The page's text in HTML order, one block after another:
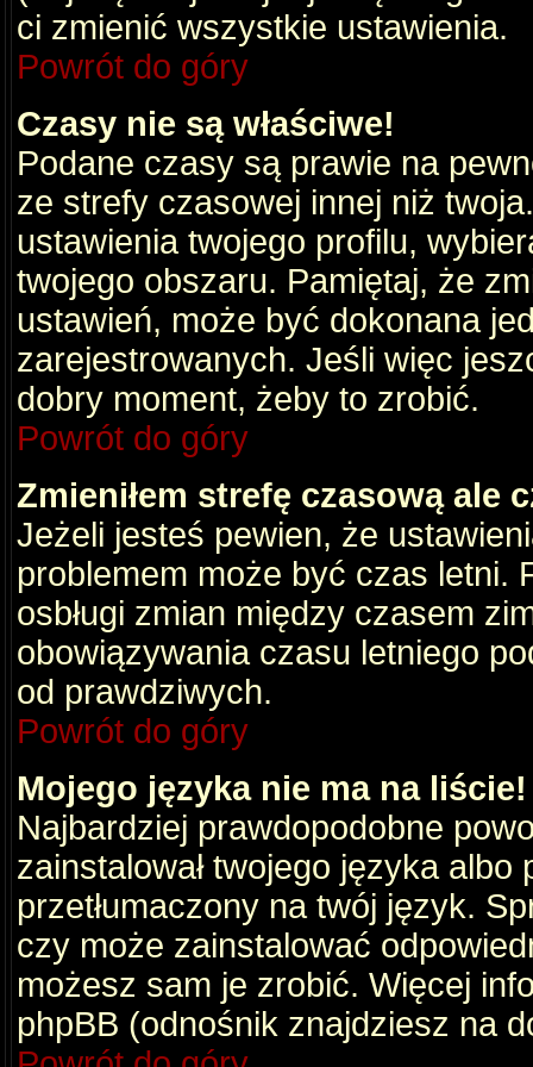
ci zmienić wszystkie ustawienia.
Powrót do góry
Czasy nie są właściwe!
Podane czasy są prawie na
ze strefy czasowej innej niż
ustawienia twojego profilu,
twojego obszaru. Pamiętaj, że
ustawień, może być dokonana
zarejestrowanych. Jeśli więc
dobry moment, żeby to zrobić.
Powrót do góry
Zmieniłem strefę czasową ale
Jeżeli jesteś pewien, że
problemem może być czas letni.
osbługi zmian między czasem
obowiązywania czasu letniego
od prawdziwych.
Powrót do góry
Mojego języka nie ma na liście!
Najbardziej prawdopodobne
zainstalował twojego języka albo
przetłumaczony na twój język.
czy może zainstalować
możesz sam je zrobić. Więcej
phpBB (odnośnik znajdziesz na